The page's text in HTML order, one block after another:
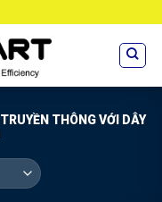
TRUYỀN THÔNG VỚI DÂY